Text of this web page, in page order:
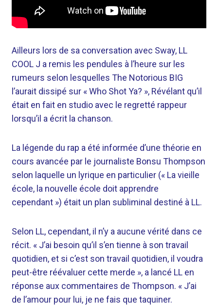
Ailleurs lors de sa conversation avec Sway, LL
COOL J a remis les pendules à l’heure sur les
rumeurs selon lesquelles The Notorious BIG
l’aurait dissipé sur « Who Shot Ya? », Révélant qu’il
était en fait en studio avec le regretté rappeur
lorsqu’il a écrit la chanson.
La légende du rap a été informée d’une théorie en
cours avancée par le journaliste Bonsu Thompson
selon laquelle un lyrique en particulier (« La vieille
école, la nouvelle école doit apprendre
cependant ») était un plan subliminal destiné à LL.
Selon LL, cependant, il n’y a aucune vérité dans ce
récit. « J’ai besoin qu’il s’en tienne à son travail
quotidien, et si c’est son travail quotidien, il voudra
peut-être réévaluer cette merde », a lancé LL en
réponse aux commentaires de Thompson. « J’ai
de l’amour pour lui, je ne fais que taquiner.